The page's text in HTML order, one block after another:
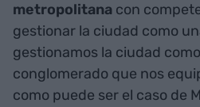
metropolitana con
gestionar la ciudad como
gestionamos la ciudad
conglomerado que nos
como puede ser el caso de